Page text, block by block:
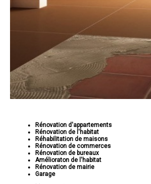
Rénovation d'appartements
Rénovation de l'habitat
Réhabilitation de maisons
Rénovation de commerces
Rénovation de bureaux
Amélioraton de l'habitat
Rénovation de mairie
Garage